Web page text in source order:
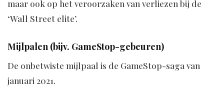
maar ook op het veroorzaken van verliezen bij de
‘Wall Street elite’.
Mijlpalen (bijv. GameStop-gebeuren)
De onbetwiste mijlpaal is de GameStop-saga van
januari 2021.